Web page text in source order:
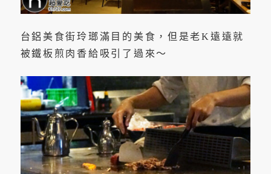
台鋁美食街玲瑯滿目的美食，但是老K遠遠就
被鐵板煎肉香給吸引了過來～